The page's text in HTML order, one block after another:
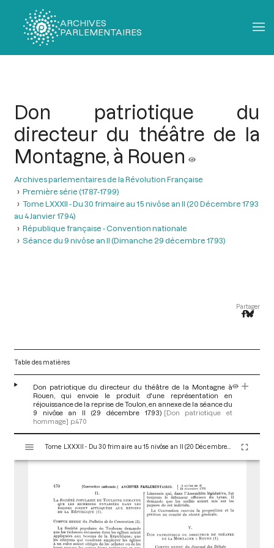
ARCHIVES
PARLEMENTAIRES
Don patriotique du
directeur du théâtre de la
Montagne, à Rouen
Archives parlementaires de la Révolution Française
Première série (1787-1799)
Tome LXXXII - Du 30 frimaire au 15 nivôse an II (20 Décembre 1793
au 4 Janvier 1794)
République française - Convention nationale
Séance du 9 nivôse an II (Dimanche 29 décembre 1793)
Partager
Table des matières
Don patriotique du directeur du théâtre de la Montagne à
Rouen, qui envoie le produit d'une représentation en
réjouissance de la reprise de Toulon, en annexe de la séance du
9 nivôse an II (29 décembre 1793) [Don patriotique et
hommage] p.470
s